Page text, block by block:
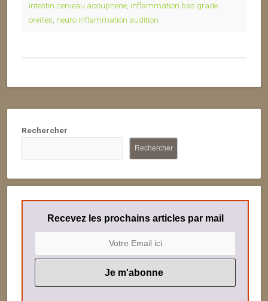
intestin cerveau acouphene inflammation bas grade
oreilles neuro inflammation audition
Rechercher
Rechercher
Recevez les prochains articles par mail